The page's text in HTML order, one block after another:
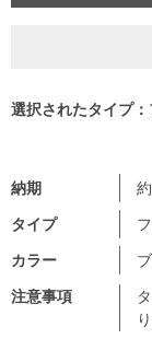
注意事項
納期
タイプ
カラー
選択されたタイプ